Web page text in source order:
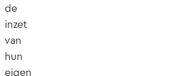
de
inzet
van
hun
eigen